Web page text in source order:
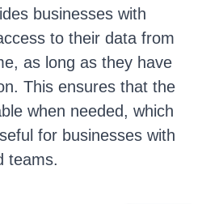
businesses with
to their data from
as long as they have
This ensures that the
when needed, which
for businesses with
teams.